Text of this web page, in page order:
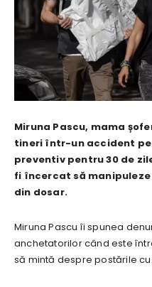
Miruna Pascu, mama
tineri într-un accident
preventiv pentru 30 de
fi încercat să
din dosar.
Miruna Pascu îi spunea
anchetatorilor când este
să mintă despre postările